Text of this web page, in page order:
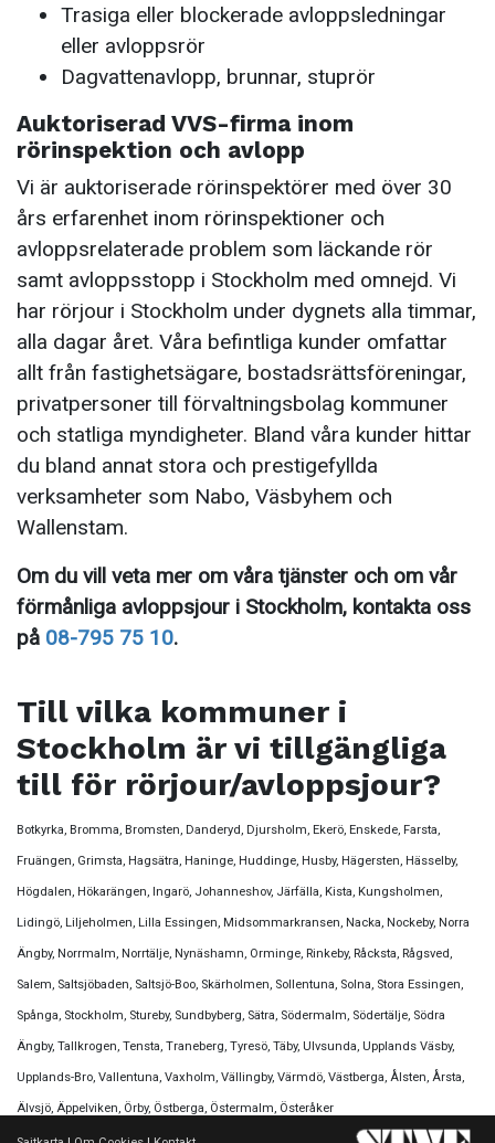
Trasiga eller blockerade avloppsledningar
eller avloppsrör
Dagvattenavlopp, brunnar, stuprör
Auktoriserad VVS-firma inom
rörinspektion och avlopp
Vi är auktoriserade rörinspektörer med över 30
års erfarenhet inom rörinspektioner och
avloppsrelaterade problem som läckande rör
samt avloppsstopp i Stockholm med omnejd. Vi
har rörjour i Stockholm under dygnets alla timmar,
alla dagar året. Våra befintliga kunder omfattar
allt från fastighetsägare, bostadsrättsföreningar,
privatpersoner till förvaltningsbolag kommuner
och statliga myndigheter. Bland våra kunder hittar
du bland annat stora och prestigefyllda
verksamheter som Nabo, Väsbyhem och
Wallenstam.
Om du vill veta mer om våra tjänster och om vår
förmånliga avloppsjour i Stockholm, kontakta oss
på 08-795 75 10.
Till vilka kommuner i
Stockholm är vi tillgängliga
till för rörjour/avloppsjour?
Botkyrka, Bromma, Bromsten, Danderyd, Djursholm, Ekerö, Enskede, Farsta,
Fruängen, Grimsta, Hagsätra, Haninge, Huddinge, Husby, Hägersten, Hässelby,
Högdalen, Hökarängen, Ingarö, Johanneshov, Järfälla, Kista, Kungsholmen,
Lidingö, Liljeholmen, Lilla Essingen, Midsommarkransen, Nacka, Nockeby, Norra
Ängby, Norrmalm, Norrtälje, Nynäshamn, Orminge, Rinkeby, Råcksta, Rågsved,
Salem, Saltsjöbaden, Saltsjö-Boo, Skärholmen, Sollentuna, Solna, Stora Essingen,
Spånga, Stockholm, Stureby, Sundbyberg, Sätra, Södermalm, Södertälje, Södra
Ängby, Tallkrogen, Tensta, Traneberg, Tyresö, Täby, Ulvsunda, Upplands Väsby,
Upplands-Bro, Vallentuna, Vaxholm, Vällingby, Värmdö, Västberga, Ålsten, Årsta,
Älvsjö, Äppelviken, Örby, Östberga, Östermalm, Österåker